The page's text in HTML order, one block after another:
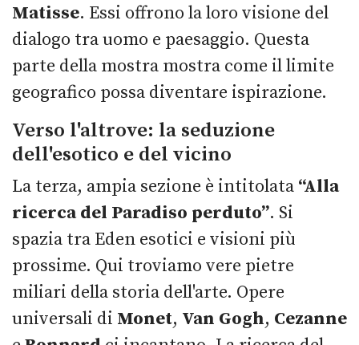
Matisse. Essi offrono la loro visione del
dialogo tra uomo e paesaggio. Questa
parte della mostra mostra come il limite
geografico possa diventare ispirazione.
Verso l'altrove: la seduzione
dell'esotico e del vicino
La terza, ampia sezione è intitolata “Alla
ricerca del Paradiso perduto”. Si
spazia tra Eden esotici e visioni più
prossime. Qui troviamo vere pietre
miliari della storia dell'arte. Opere
universali di Monet, Van Gogh, Cezanne